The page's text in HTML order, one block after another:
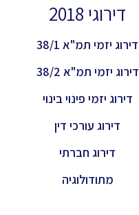
דירוגי 2018
דירוג יזמי תמ"א 38/1
דירוג יזמי תמ"א 38/2
דירוג יזמי פינוי בינוי
דירוג עורכי דין
דירוג חברתי
מתודולוגיה